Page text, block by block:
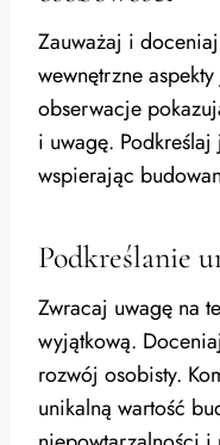
Zauważaj i
wewnętrzne
obserwacje
i uwagę.
wspierając
Podkreślanie
Zwracaj uwagę na
wyjątkową.
rozwój osobisty.
unikalną wartość